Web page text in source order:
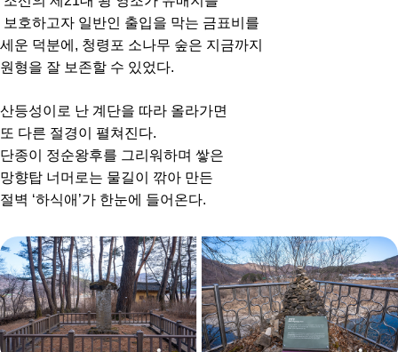
보호하고자 일반인 출입을 막는 금표비를
세운 덕분에, 청령포 소나무 숲은 지금까지
원형을 잘 보존할 수 있었다.
산등성이로 난 계단을 따라 올라가면
또 다른 절경이 펼쳐진다.
단종이 정순왕후를 그리워하며 쌓은
망향탑 너머로는 물길이 깎아 만든
절벽 ‘하식애’가 한눈에 들어온다.